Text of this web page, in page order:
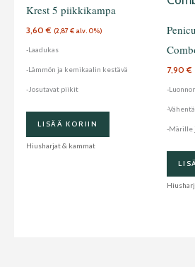
Krest 5 piikkikampa
3,60€ (2,87€ alv. 0%)
-Laadukas
-Lämmön ja kemikaalin kestävä
-Josutavat piikit
LISÄÄ KORIIN
Hiusharjat & kammat
7,90€
-
-
-Märille